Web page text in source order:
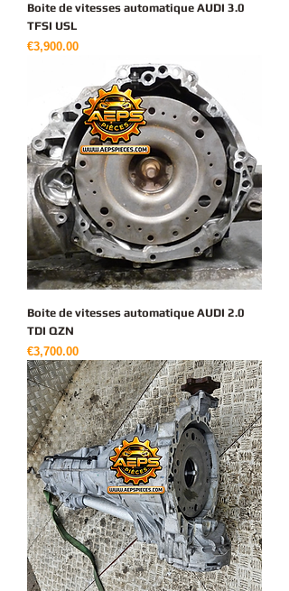
Boite de vitesses automatique AUDI 3.0
TFSI USL
가격
€3,900.00
Boite de vitesses automatique AUDI 2.0
TDI QZN
가격
€3,700.00